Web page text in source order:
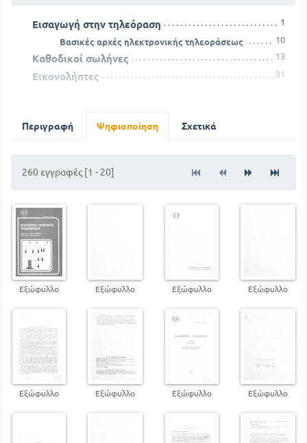
Εισαγωγή στην τηλεόραση 1
Βασικές αρχές ηλεκτρονικής τηλεοράσεως 10
Καθοδικοί σωλήνες 13
Εικονολήπτες 31
και ο ενισχυτής ενδιάμεσης συχνότητας
Τα τμήματα σαρώσεων του δέκτη 143
Το τμήμα του ήχου του δέκτη
Υπηρέτηση δεκτών τηλεοράσεως
Εγκατάσταση κεραιών τηλεοράσεως και
δικτυώματα κατανομής
Εισαγωγή στην έγχρωμη τηλεόραση
Περιγραφή Ψηφιοποίηση Σχετικά
260 εγγραφές [1 - 20]
Εξώφυλλο Εξώφυλλο Εξώφυλλο Εξώφυλλο
Εξώφυλλο Εξώφυλλο Εξώφυλλο Εξώφυλλο